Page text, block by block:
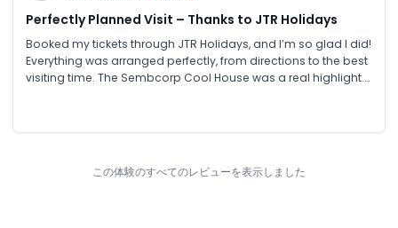
Perfectly Planned Visit – Thanks to JTR Holidays
Booked my tickets through JTR Holidays, and I’m so glad I did!
Everything was arranged perfectly, from directions to the best
visiting time. The Sembcorp Cool House was a real highlight.
この体験のすべてのレビューを表示しました